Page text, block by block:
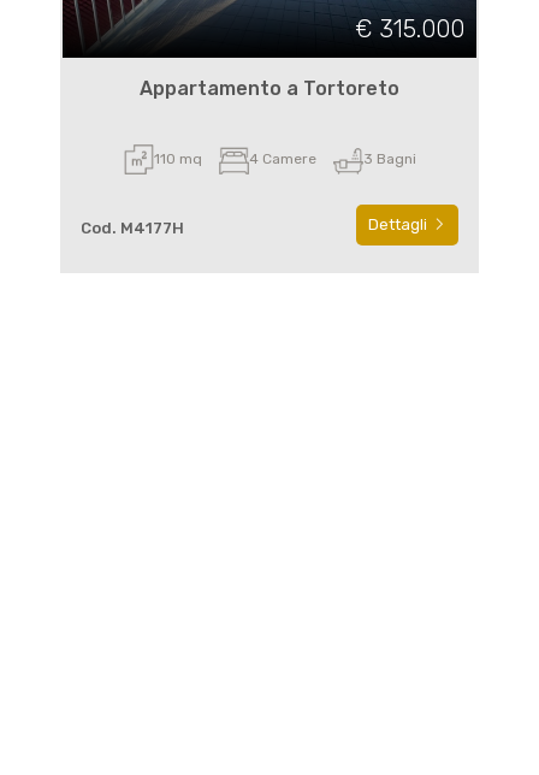
€ 315.000
Appartamento a Tortoreto
110 mq 4 Camere 3 Bagni
Cod. M4177H Dettagli